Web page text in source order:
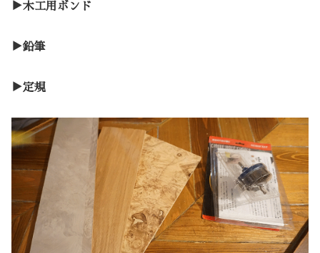
▶︎木工用ボンド
▶︎鉛筆
▶︎定規